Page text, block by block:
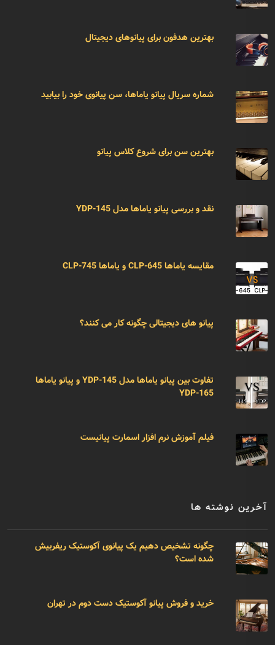
بهترین هدفون برای پیانوهای دیجیتال
شماره سریال پیانو یاماها، سن پیانوی خود را بیابید
بهترین سن برای شروع کلاس پیانو
نقد و بررسی پیانو یاماها مدل YDP-145
مقایسه یاماها CLP-645 و یاماها CLP-745
پیانو های دیجیتالی چگونه کار می کنند؟
تفاوت بین پیانو یاماها مدل YDP-145 و پیانو یاماها
YDP-165
فیلم آموزش نرم افزار اسمارت پیانیست
آخرین نوشته ها
چگونه تشخیص دهیم یک پیانوی آکوستیک ریفربیش
شده است؟
خرید و فروش پیانو آکوستیک دست دوم در تهران